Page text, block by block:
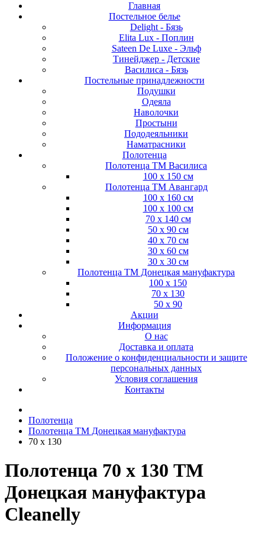
Главная
Постельное белье
Delight - Бязь
Elita Lux - Поплин
Sateen De Luxe - Эльф
Тинейджер - Детские
Василиса - Бязь
Постельные принадлежности
Подушки
Одеяла
Наволочки
Простыни
Пододеяльники
Наматрасники
Полотенца
Полотенца ТМ Василиса
100 х 150 см
Полотенца ТМ Авангард
100 х 160 см
100 х 100 см
70 х 140 см
50 х 90 см
40 х 70 см
30 х 60 см
30 х 30 см
Полотенца ТМ Донецкая мануфактура
100 х 150
70 х 130
50 х 90
Акции
Информация
О нас
Доставка и оплата
Положение о конфиденциальности и защите
персональных данных
Условия соглашения
Контакты
Полотенца
Полотенца ТМ Донецкая мануфактура
70 х 130
Полотенца 70 х 130 ТМ
Донецкая мануфактура
Cleanelly